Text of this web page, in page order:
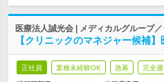
医療法人誠光会 | メディカルグループ
【クリニックのマネジャー候補
正社員 業種未経験OK 急募 完全